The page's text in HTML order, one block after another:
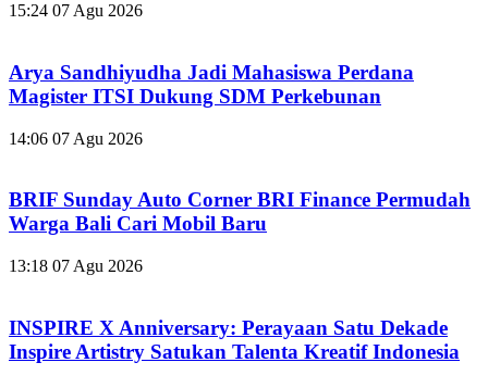
15:24 07 Agu 2026
Arya Sandhiyudha Jadi Mahasiswa Perdana
Magister ITSI Dukung SDM Perkebunan
14:06 07 Agu 2026
BRIF Sunday Auto Corner BRI Finance Permudah
Warga Bali Cari Mobil Baru
13:18 07 Agu 2026
INSPIRE X Anniversary: Perayaan Satu Dekade
Inspire Artistry Satukan Talenta Kreatif Indonesia